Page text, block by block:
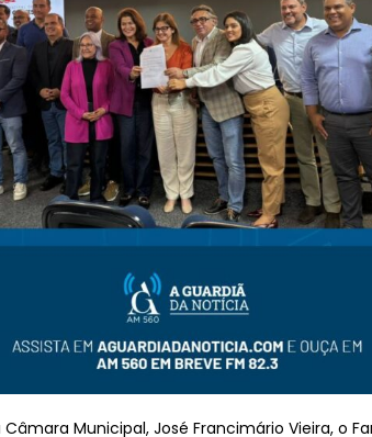
Municipal, José Francimário Vieira, o